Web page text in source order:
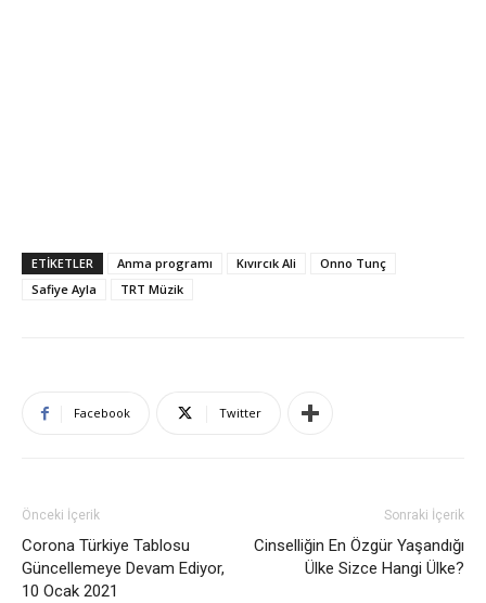
ETIKETLER Anma programı Kıvırcık Ali
Onno Tunç
Safiye Ayla
TRT Müzik
Facebook Twitter
Önceki İçerik
Corona Türkiye Tablosu
Güncellemeye Devam Ediyor,
10 Ocak 2021
Sonraki İçerik
Cinselliğin En Özgür Yaşandığı
Ülke Sizce Hangi Ülke?